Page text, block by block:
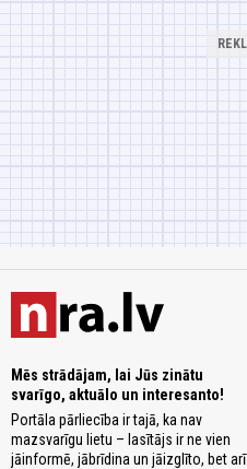
Mēs strādājam, lai Jūs zinātu
svarīgo, aktuālo un interesanto!
Portāla pārliecība ir tajā, ka nav
mazsvarīgu lietu – lasītājs ir ne vien
jāinformē, jābrīdina un jāizglīto, bet arī